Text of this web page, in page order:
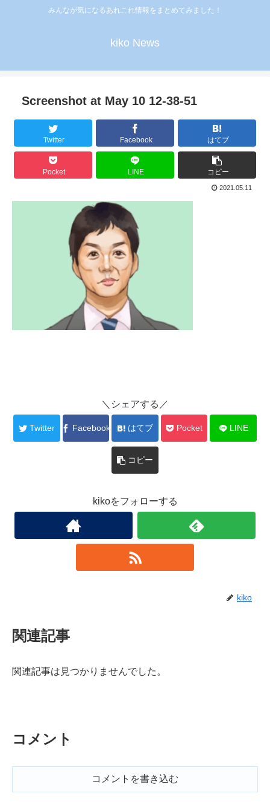
みんなが気になるあれこれ情報をまとめてみました！
kiko News
Screenshot at May 10 12-38-51
Twitter Facebook はてブ
Pocket LINE コピー
2021.05.11
＼シェアする／
Twitter Facebook はてブ Pocket LINE
コピー
kikoをフォローする
kiko
関連記事
関連記事は見つかりませんでした。
コメント
コメントを書き込む